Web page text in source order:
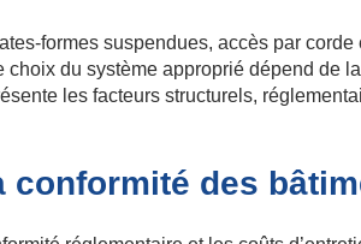
formes suspendues, accès par
du système approprié dépend de
les facteurs structurels,
conformité des